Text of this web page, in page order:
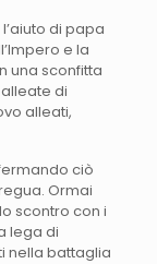
di papa
e la
una sconfitta
di
alleati,
ciò
Ormai
scontro con i
lega di
nella battaglia